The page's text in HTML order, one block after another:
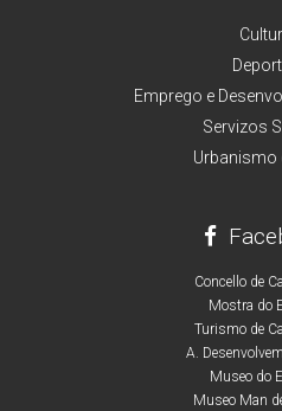
Emprego e
Servizos
Urbanismo
Concello de
Mostra do
Turismo de
A.
Museo do
Museo Man